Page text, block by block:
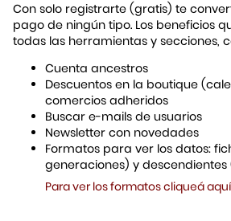
Con solo registrarte (gratis) te
pago de ningún tipo. Los beneficios
todas las herramientas y secciones,
Cuenta ancestros
Descuentos en la boutique
comercios adheridos
Buscar e-mails de usuarios
Newsletter con novedades
Formatos para ver los datos:
generaciones) y
Para ver los formatos cliqueá aquí